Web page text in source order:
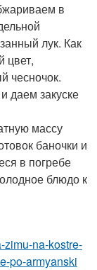
в
лук. Как
цвет,
чесночок.
даем закуске
массу
баночки и
в погребе
блюдо к
na-kostre-
po-armyanski